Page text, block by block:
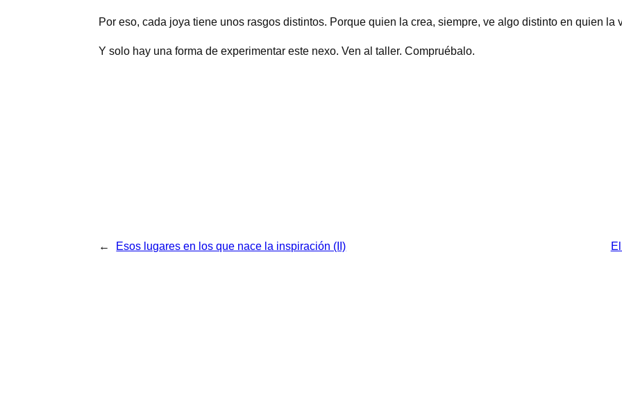
Por eso, cada joya tiene unos rasgos distintos. Porque quien la crea, siempre, ve algo distinto en quien la
Y solo hay una forma de experimentar este nexo. Ven al taller. Compruébalo.
← Esos lugares en los que nace la inspiración (II)